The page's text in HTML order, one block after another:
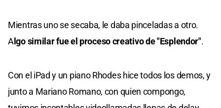
Mientras uno se secaba, le daba pinceladas a otro.
Algo similar fue el proceso creativo de "Esplendor".
Con el iPad y un piano Rhodes hice todos los demos, y
junto a Mariano Romano, con quien compongo,